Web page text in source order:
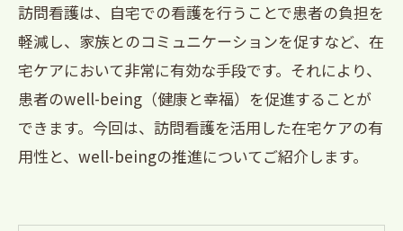
訪問看護は、自宅での看護を行うことで患者の負担を
軽減し、家族とのコミュニケーションを促すなど、在
宅ケアにおいて非常に有効な手段です。それにより、
患者のwell-being（健康と幸福）を促進することが
できます。今回は、訪問看護を活用した在宅ケアの有
用性と、well-beingの推進についてご紹介します。